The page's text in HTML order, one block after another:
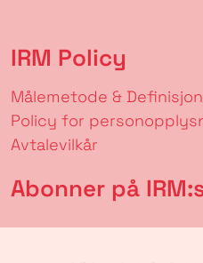
IRM Policy
Målemetode &
Policy for
Avtalevilkår
Abonner på